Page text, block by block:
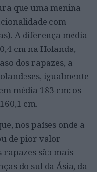
que uma menina
com
A diferença média
cm na Holanda,
dos rapazes, a
igualmente
média 183 cm; os
cm.
nos países onde a
de pior valor
são mais
do sul da Ásia, da